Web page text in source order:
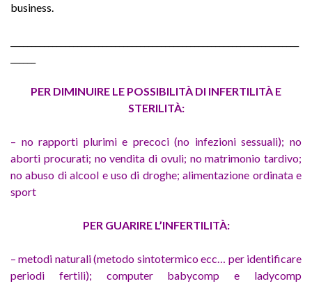
business.
PER DIMINUIRE LE POSSIBILITÀ DI INFERTILITÀ E
STERILITÀ:
– no rapporti plurimi e precoci (no infezioni sessuali); no
aborti procurati; no vendita di ovuli; no matrimonio tardivo;
no abuso di alcool e uso di droghe; alimentazione ordinata e
sport
PER GUARIRE L’INFERTILITÀ:
– metodi naturali (metodo sintotermico ecc… per identificare
periodi fertili); com­puter babycomp e ladycomp